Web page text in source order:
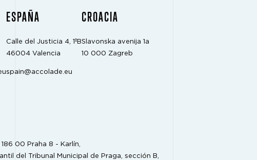
ESPAÑA
Calle del Justicia 4, 1ºB
46004 Valencia
spain@accolade.eu
CROACIA
Slavonska avenija 1a
10 000 Zagreb
00 Praha 8 - Karlín,
del Tribunal Municipal de Praga, sección B,